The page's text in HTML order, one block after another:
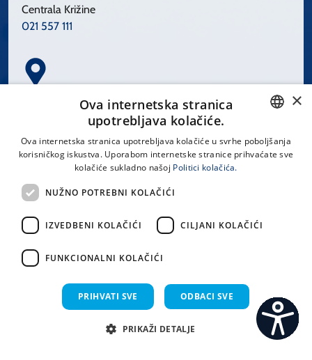
Centrala Križine
021 557 111
Spinčićeva 1, 21000 Split
LINKOVI
Uvjeti korištenja
CROATIAN
×
Ova internetska stranica
upotrebljava kolačiće.
Ova internetska stranica upotrebljava kolačiće u svrhe poboljšanja
korisničkog iskustva. Uporabom internetske stranice prihvaćate sve
kolačiće sukladno našoj Politici kolačića.
NUŽNO POTREBNI KOLAČIĆI
IZVEDBENI KOLAČIĆI CILJANI KOLAČIĆI
FUNKCIONALNI KOLAČIĆI
PRIHVATI SVE ODBACI SVE
PRIKAŽI DETALJE